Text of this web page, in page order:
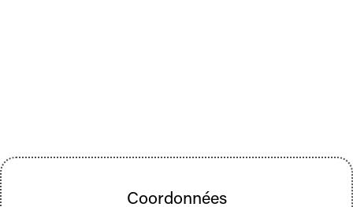
Coordonnées